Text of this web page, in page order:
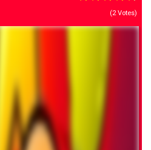
(2Votes)